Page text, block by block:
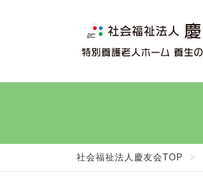
社会福祉法人慶友会TOP >